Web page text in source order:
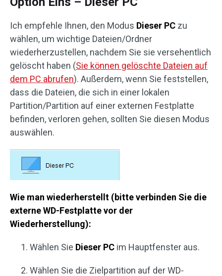
Ich empfehle Ihnen, den Modus Dieser PC zu
wählen, um wichtige Dateien/Ordner
wiederherzustellen, nachdem Sie sie versehentlich
gelöscht haben (Sie können gelöschte Dateien auf
dem PC abrufen). Außerdem, wenn Sie feststellen,
dass die Dateien, die sich in einer lokalen
Partition/Partition auf einer externen Festplatte
befinden, verloren gehen, sollten Sie diesen Modus
auswählen.
Wie man wiederherstellt (bitte verbinden Sie die
externe WD-Festplatte vor der
Wiederherstellung):
Wählen Sie Dieser PC im Hauptfenster aus.
Wählen Sie die Zielpartition auf der WD-